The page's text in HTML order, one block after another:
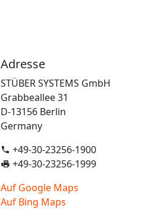
Adresse
STÜBER SYSTEMS GmbH
Grabbeallee 31
D-13156 Berlin
Germany
+49-30-23256-1900
+49-30-23256-1999
Auf Google Maps
Auf Bing Maps